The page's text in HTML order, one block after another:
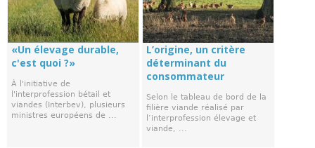
«Un élevage durable,
c'est quoi ?»
À l'initiative de
l'interprofession bétail et
viandes (Interbev), plusieurs
ministres européens de ...
L’origine, un critère
déterminant du
consommateur
Selon le tableau de bord de la
filière viande réalisé par
l’interprofession élevage et
viande, ...